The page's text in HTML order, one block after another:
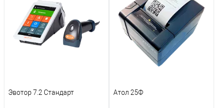
Эвотор 7.2 Стандарт Атол 25Ф